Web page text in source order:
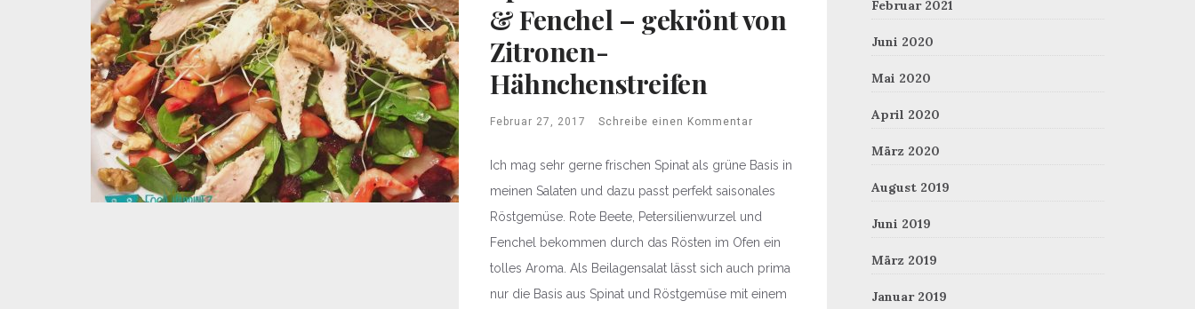
& Fenchel – gekrönt von
Zitronen-
Hähnchenstreifen
Februar 27, 2017 Schreibe einen Kommentar
Ich mag sehr gerne frischen Spinat als grüne Basis in
meinen Salaten und dazu passt perfekt saisonales
Röstgemüse. Rote Beete, Petersilienwurzel und
Fenchel bekommen durch das Rösten im Ofen ein
tolles Aroma. Als Beilagensalat lässt sich auch prima
nur die Basis aus Spinat und Röstgemüse mit einem
Februar 2021
Juni 2020
Mai 2020
April 2020
März 2020
August 2019
Juni 2019
März 2019
Januar 2019